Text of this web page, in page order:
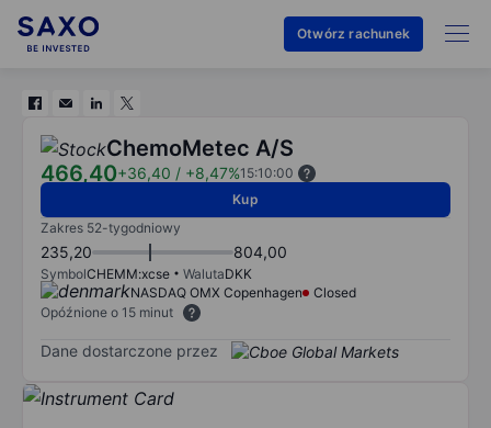
Otwórz rachunek
ChemoMetec A/S
466,40+36,40 / +8,47%15:10:00
Kup
Zakres 52-tygodniowy
235,20 804,00
SymbolCHEMM:xcse WalutaDKK
NASDAQ OMX Copenhagen
Closed
Opóźnione o 15 minut
Dane dostarczone przez